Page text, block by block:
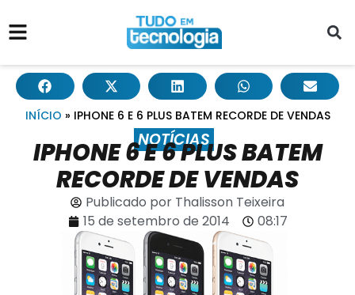
INÍCIO » IPHONE 6 E 6 PLUS BATEM RECORDE DE VENDAS
NOTÍCIAS
IPHONE 6 E 6 PLUS BATEM
RECORDE DE VENDAS
Publicado por Thalisson Teixeira
15 de setembro de 2014
08:17